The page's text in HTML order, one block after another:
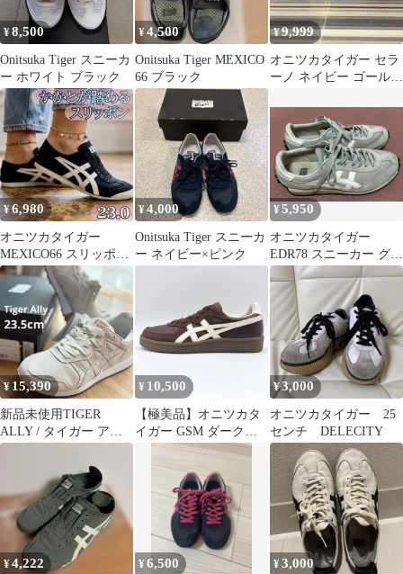
¥8,500
Onitsuka Tiger スニーカ
ー ホワイト ブラック
¥4,500
Onitsuka Tiger MEXICO
66 ブラック
¥9,999
オニツカタイガー セラ
ーノ ネイビー ゴールド
¥6,980
オニツカタイガー
MEXICO66 スリッポン
パラティ 23.0
¥4,000
Onitsuka Tiger スニーカ
ー ネイビー×ピンク
¥5,950
オニツカタイガー
EDR78 スニーカー グレ
ー
¥ 15,390
新品未使用TIGER
ALLY / タイガー アリ
ー（Cream）
¥ 10,500
【極美品】オニツカタ
イガー GSM ダークブ
ラウン クリーム レザー
23cm
¥3,000
オニツカタイガー 25
センチ DELECITY
¥4,222 ¥6,500 ¥3,000